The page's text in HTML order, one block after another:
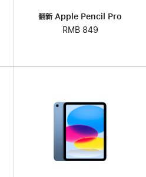
翻新 Apple Pencil Pro
RMB 849